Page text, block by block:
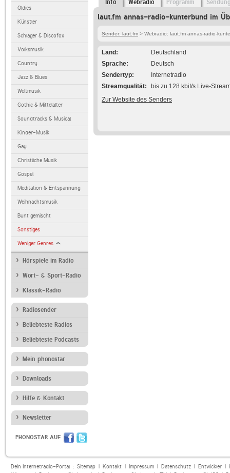
Oldies
Künstler
Schlager & Discofox
Volksmusik
Country
Jazz & Blues
Weltmusik
Gothic & Mittelalter
Soundtracks & Musical
Kinder-Musik
Gay
Christliche Musik
Gospel
Meditation & Entspannung
Weihnachtsmusik
Bunt gemischt
Sonstiges
Weniger Genres
Hörspiele im Radio
Wort- & Sport-Radio
Klassik-Radio
Radiosender
Beliebteste Radios
Beliebteste Podcasts
Mein phonostar
Downloads
Hilfe & Kontakt
Newsletter
PHONOSTAR AUF
Info Webradio Programm
laut.fm annas-radio-kunterbund im
Sender: laut.fm > Webradio: laut.fm annas-radio-
Land
Deutschland
Sprache
Deutsch
Sendertyp
Internetradio
Streamqualität
bis zu 128 kbit/s Live-
Zur Website des Senders
Dein Internetradio-Portal : Sitemap| Kontakt| Impressum| Datenschutz| Entwickler|